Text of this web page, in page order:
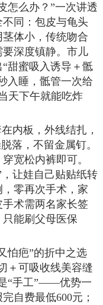
么办？”一次讲透
同：包皮与龟头
体小，传统吻合
深度镇静。市儿
甜蜜吸入诱导＋骶
入睡，骶管一次给
天下午就能吃炸
内板，外线结扎，
落，不留金属钉。
宽松内裤即可。
让娃自己贴贴纸转
，零再次手术，家
术需两名家长签
能刷父母医保
怕疤”的折中之选
＋可吸收线美容缝
“手工”——优势一
自费最低600元；